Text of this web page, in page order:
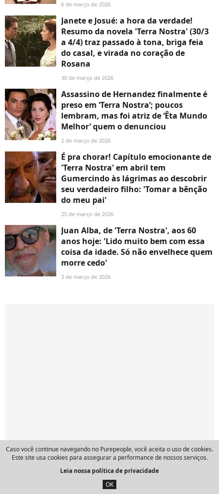
6 de março de 2026
Janete e Josué: a hora da verdade!
Resumo da novela 'Terra Nostra' (30/3
a 4/4) traz passado à tona, briga feia
do casal, e virada no coração de
Rosana
30 de março de 2026
Assassino de Hernandez finalmente é
preso em ‘Terra Nostra’; poucos
lembram, mas foi atriz de ‘Êta Mundo
Melhor’ quem o denunciou
2 de março de 2026
É pra chorar! Capítulo emocionante de
'Terra Nostra' em abril tem
Gumercindo às lágrimas ao descobrir
seu verdadeiro filho: 'Tomar a bênção
do meu pai'
25 de março de 2026
Juan Alba, de 'Terra Nostra', aos 60
anos hoje: 'Lido muito bem com essa
coisa da idade. Só não envelhece quem
morre cedo'
3 de março de 2026
Caso você continue navegando no Purepeople, você aceita o uso de cookies.
Este site usa cookies para assegurar a performance de nossos serviços.
Leia nossa política de privacidade
OK